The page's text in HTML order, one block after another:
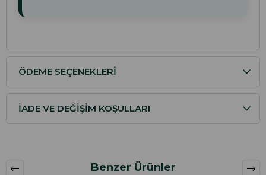
ÖDEME SEÇENEKLERI
İADE VE DEĞIŞIM KOŞULLARI
Benzer Ürünler